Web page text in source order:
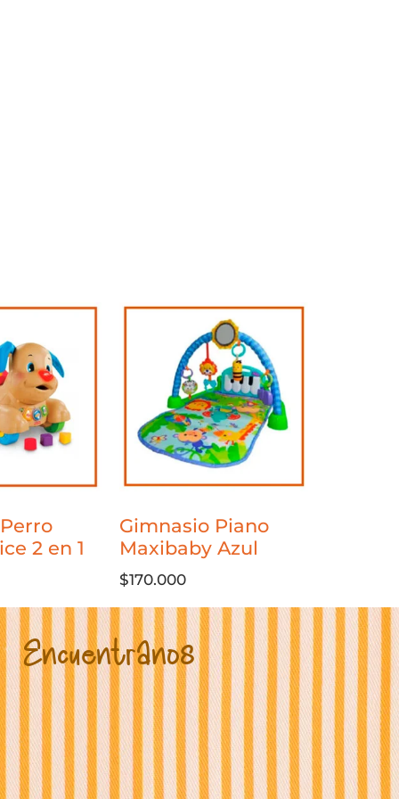
2 en 1
Gimnasio Piano
Maxibaby Azul
$170.000
Encuentranos